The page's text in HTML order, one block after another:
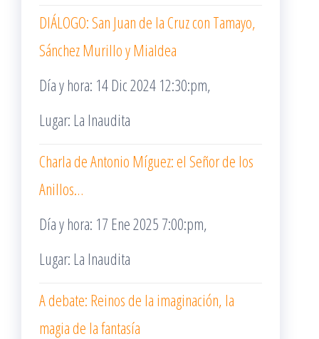
DIÁLOGO: San Juan de la Cruz con Tamayo,
Sánchez Murillo y Mialdea
Día y hora: 14 Dic 2024 12:30:pm,
Lugar: La Inaudita
Charla de Antonio Míguez: el Señor de los
Anillos…
Día y hora: 17 Ene 2025 7:00:pm,
Lugar: La Inaudita
A debate: Reinos de la imaginación, la
magia de la fantasía